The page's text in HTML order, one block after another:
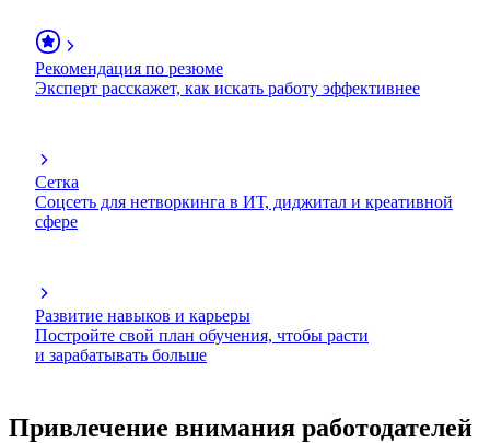
Рекомендация по резюме
Эксперт расскажет, как искать работу эффективнее
Сетка
Соцсеть для нетворкинга в ИТ, диджитал и креативной
сфере
Развитие навыков и карьеры
Постройте свой план обучения, чтобы расти
и зарабатывать больше
Привлечение внимания работодателей